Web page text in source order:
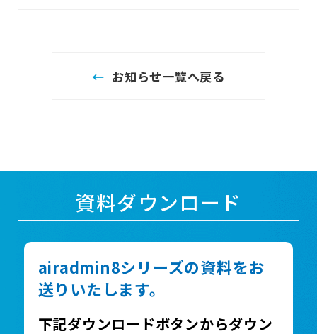
お知らせ一覧へ戻る
資料ダウンロード
airadmin8シリーズの資料をお
送りいたします。
下記ダウンロードボタンからダウン